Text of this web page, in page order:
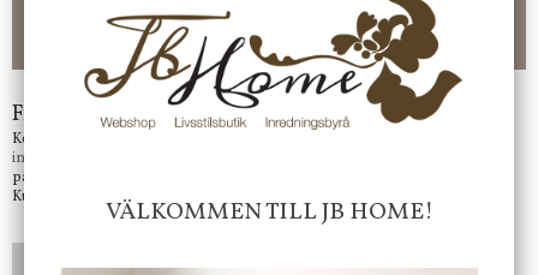
Nöjda kunder och strävar efter att ha snabba leveranser!
-ligt Tack för att just Du tittar in hos Jb Home!
Frågor?
Kontakta oss på
info@jbhome.se
på mail så fort vi kan.
Kundtjänst telefontid öppet vardagar mellan 10.00 - 15.00
LÄGG I ÖNSKELISTA
VÄLKOMMEN TILL JB HOME!